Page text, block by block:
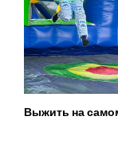
Выжить на